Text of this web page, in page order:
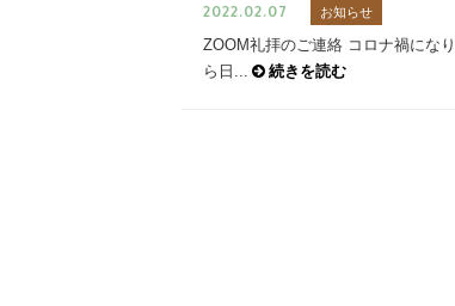
2022.02.07 お知らせ
ZOOM礼拝のご連絡 コロナ禍にな
ら日...
続きを読む